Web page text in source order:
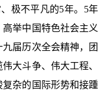
极不平凡的5年。5年
举中国特色社会主义
届历次全会精神，团
大斗争、伟大工程、
杂的国际形势和接踵